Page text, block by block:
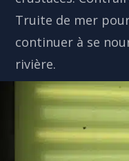
Truite de mer
continuer à se
rivière.